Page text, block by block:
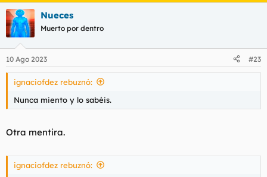
Nueces
Muerto por dentro
10 Ago 2023 #23
ignaciofdez rebuznó:
Nunca miento y lo sabéis.
Otra mentira.
ignaciofdez rebuznó: